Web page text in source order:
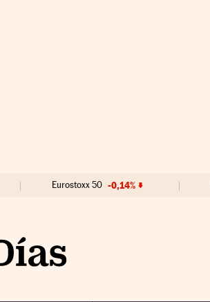
Eurostoxx 50 -0,14%